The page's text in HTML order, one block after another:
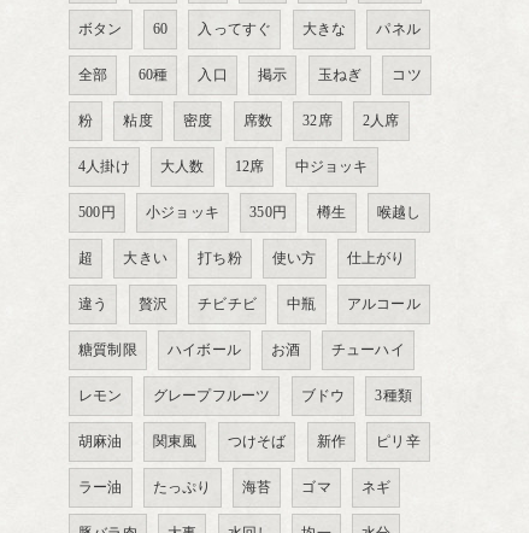
ボタン 60 入ってすぐ 大きな パネル
全部 60種 入口 掲示 玉ねぎ コツ
粉 粘度 密度 席数 32席 2人席
4人掛け 大人数 12席 中ジョッキ
500円 小ジョッキ 350円 樽生 喉越し
超 大きい 打ち粉 使い方 仕上がり
違う 贅沢 チビチビ 中瓶 アルコール
糖質制限 ハイボール お酒 チューハイ
レモン グレープフルーツ ブドウ 3種類
胡麻油 関東風 つけそば 新作 ピリ辛
ラー油 たっぷり 海苔 ゴマ ネギ